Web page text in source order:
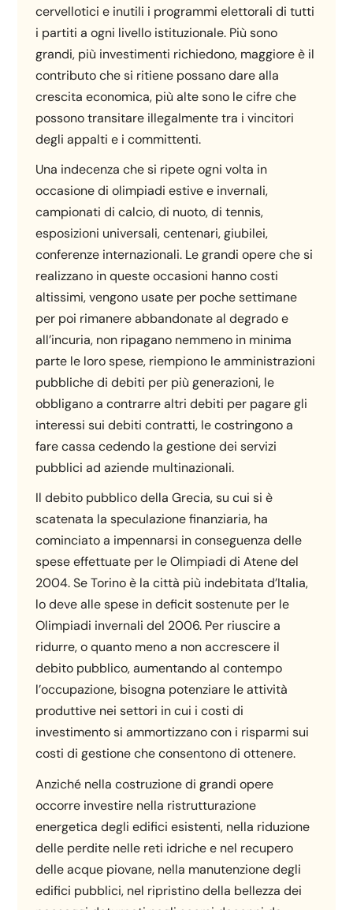
cervellotici e inutili i programmi elettorali di tutti
i partiti a ogni livello istituzionale. Più sono
grandi, più investimenti richiedono, maggiore è il
contributo che si ritiene possano dare alla
crescita economica, più alte sono le cifre che
possono transitare illegalmente tra i vincitori
degli appalti e i committenti.
Una indecenza che si ripete ogni volta in
occasione di olimpiadi estive e invernali,
campionati di calcio, di nuoto, di tennis,
esposizioni universali, centenari, giubilei,
conferenze internazionali. Le grandi opere che si
realizzano in queste occasioni hanno costi
altissimi, vengono usate per poche settimane
per poi rimanere abbandonate al degrado e
all’incuria, non ripagano nemmeno in minima
parte le loro spese, riempiono le amministrazioni
pubbliche di debiti per più generazioni, le
obbligano a contrarre altri debiti per pagare gli
interessi sui debiti contratti, le costringono a
fare cassa cedendo la gestione dei servizi
pubblici ad aziende multinazionali.
Il debito pubblico della Grecia, su cui si è
scatenata la speculazione finanziaria, ha
cominciato a impennarsi in conseguenza delle
spese effettuate per le Olimpiadi di Atene del
2004. Se Torino è la città più indebitata d’Italia,
lo deve alle spese in deficit sostenute per le
Olimpiadi invernali del 2006. Per riuscire a
ridurre, o quanto meno a non accrescere il
debito pubblico, aumentando al contempo
l’occupazione, bisogna potenziare le attività
produttive nei settori in cui i costi di
investimento si ammortizzano con i risparmi sui
costi di gestione che consentono di ottenere.
Anziché nella costruzione di grandi opere
occorre investire nella ristrutturazione
energetica degli edifici esistenti, nella riduzione
delle perdite nelle reti idriche e nel recupero
delle acque piovane, nella manutenzione degli
edifici pubblici, nel ripristino della bellezza dei